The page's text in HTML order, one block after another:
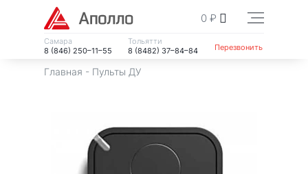
Самара
8 (846) 250–11–55
Тольятти
8 (8482) 37–84–84
0 ₽
Перезвонить
Главная - Пульты ДУ